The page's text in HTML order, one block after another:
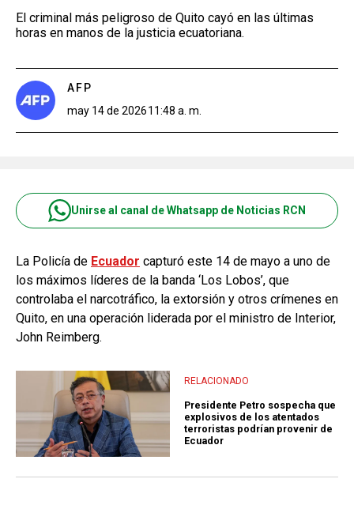
El criminal más peligroso de Quito cayó en las últimas
horas en manos de la justicia ecuatoriana.
AFP
may 14 de 202611:48 a. m.
Unirse al canal de Whatsapp de Noticias RCN
La Policía de Ecuador capturó este 14 de mayo a uno de
los máximos líderes de la banda ‘Los Lobos’, que
controlaba el narcotráfico, la extorsión y otros crímenes en
Quito, en una operación liderada por el ministro de Interior,
John Reimberg.
RELACIONADO
Presidente Petro sospecha que
explosivos de los atentados
terroristas podrían provenir de
Ecuador